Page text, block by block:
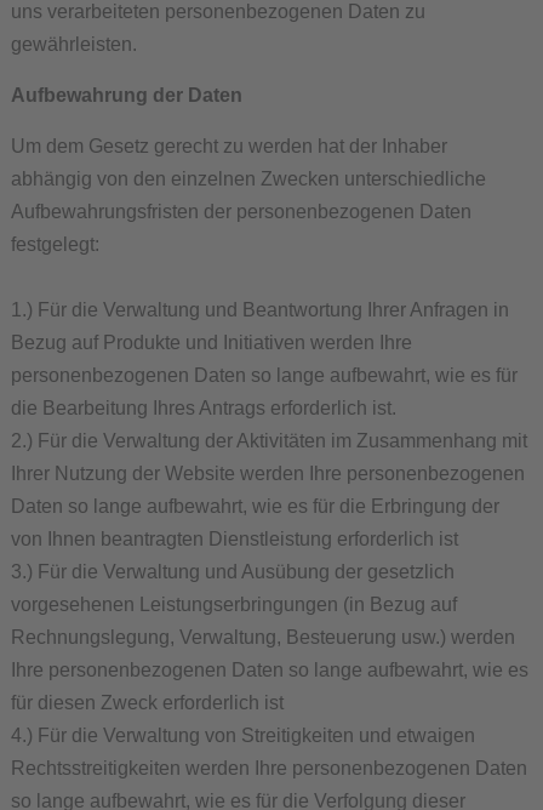
uns verarbeiteten personenbezogenen Daten zu
gewährleisten.
Aufbewahrung der Daten
Um dem Gesetz gerecht zu werden hat der Inhaber
abhängig von den einzelnen Zwecken unterschiedliche
Aufbewahrungsfristen der personenbezogenen Daten
festgelegt:
1.) Für die Verwaltung und Beantwortung Ihrer Anfragen in
Bezug auf Produkte und Initiativen werden Ihre
personenbezogenen Daten so lange aufbewahrt, wie es für
die Bearbeitung Ihres Antrags erforderlich ist.
2.) Für die Verwaltung der Aktivitäten im Zusammenhang mit
Ihrer Nutzung der Website werden Ihre personenbezogenen
Daten so lange aufbewahrt, wie es für die Erbringung der
von Ihnen beantragten Dienstleistung erforderlich ist
3.) Für die Verwaltung und Ausübung der gesetzlich
vorgesehenen Leistungserbringungen (in Bezug auf
Rechnungslegung, Verwaltung, Besteuerung usw.) werden
Ihre personenbezogenen Daten so lange aufbewahrt, wie es
für diesen Zweck erforderlich ist
4.) Für die Verwaltung von Streitigkeiten und etwaigen
Rechtsstreitigkeiten werden Ihre personenbezogenen Daten
so lange aufbewahrt, wie es für die Verfolgung dieser